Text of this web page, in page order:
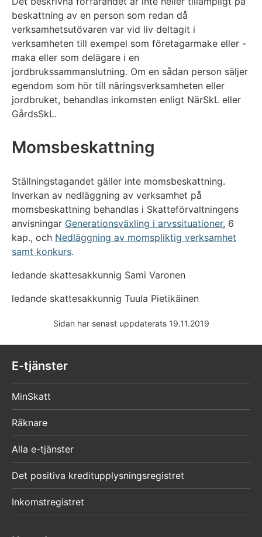
beskattning av en person som redan då
verksamhetsutövaren var vid liv deltagit i
verksamheten till exempel som företagarmake eller -
maka eller som delägare i en
jordbrukssammanslutning. Om en sådan person säljer
egendom som hör till näringsverksamheten eller
jordbruket, behandlas inkomsten enligt NärSkL eller
GårdsSkL.
Momsbeskattning
Ställningstagandet gäller inte momsbeskattning.
Inverkan av nedläggning av verksamhet på
momsbeskattning behandlas i Skatteförvaltningens
anvisningar Generationsväxling i arvssituationer, 6
kap., och Nedläggning av momspliktig verksamhet
samt konkurs.
ledande skattesakkunnig Sami Varonen
ledande skattesakkunnig Tuula Pietikäinen
Sidan har senast uppdaterats 19.11.2019
E-tjänster
MinSkatt
Räknare
Alla e-tjänster
Det positiva kreditupplysningsregistret
Inkomstregistret